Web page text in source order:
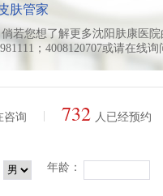
肤管家
若您想了解更多沈阳肤康医
；4008120707或请在线询
咨询 732 人已经预约
年龄：